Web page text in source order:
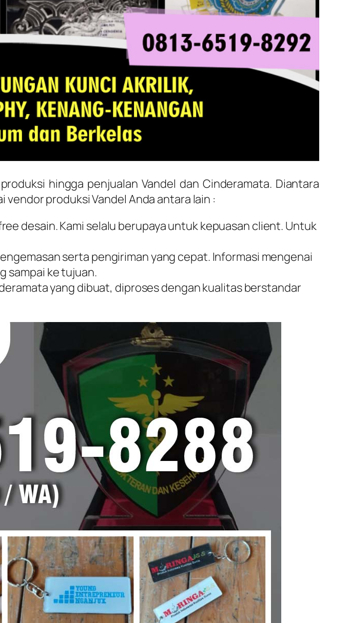
hingga penjualan Vandel dan Cinderamata. Diantara
vendor produksi Vandel Anda antara lain :
desain. Kami selalu berupaya untuk kepuasan client. Untuk
serta pengiriman yang cepat. Informasi mengenai
sampai ke tujuan.
yang dibuat, diproses dengan kualitas berstandar